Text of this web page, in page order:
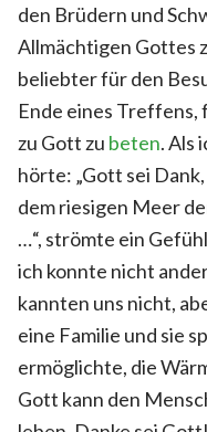
den Brüdern und
Allmächtigen Gottes
beliebter für den
Ende eines Treffens,
zu Gott zu beten. Als
hörte: „Gott sei
dem riesigen Meer
…“, strömte ein
ich konnte nicht
kannten uns nicht,
eine Familie und sie
ermöglichte, die
Gott kann den